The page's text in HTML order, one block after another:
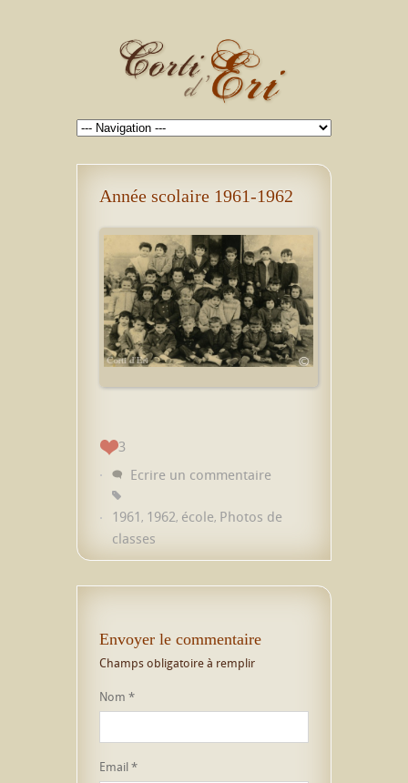
Année scolaire 1961-1962
3
Ecrire un commentaire
1961 , 1962, école, Photos de
classes
Envoyer le commentaire
Champs obligatoire à remplir
Nom *
Email*